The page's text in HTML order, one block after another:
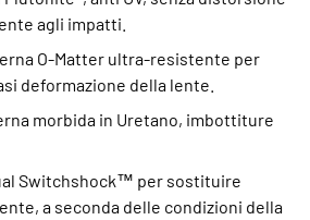
agli impatti.
O-Matter ultra-resistente per
deformazione della lente.
morbida in Uretano, imbottiture
Switchshock™ per sostituire
a seconda delle condizioni della